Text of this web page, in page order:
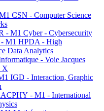
CSN - Computer Science
- M1 Cyber - Cybersecurity
M1 HPDA - High
Data Analytics
- Voie Jacques
X
IGD - Interaction, Graphic
- M1 - International